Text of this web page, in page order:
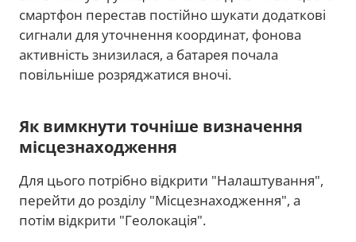
смартфон перестав постійно шукати додаткові
сигнали для уточнення координат, фонова
активність знизилася, а батарея почала
повільніше розряджатися вночі.
Як вимкнути точніше визначення
місцезнаходження
Для цього потрібно відкрити "Налаштування",
перейти до розділу "Місцезнаходження", а
потім відкрити "Геолокація".